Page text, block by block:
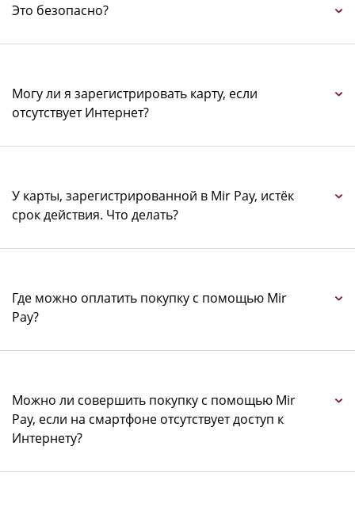
Это безопасно?
Могу ли я зарегистрировать карту, если
отсутствует Интернет?
У карты, зарегистрированной в Mir Pay, истёк
срок действия. Что делать?
Где можно оплатить покупку с помощью Mir
Pay?
Можно ли совершить покупку с помощью Mir
Pay, если на смартфоне отсутствует доступ к
Интернету?